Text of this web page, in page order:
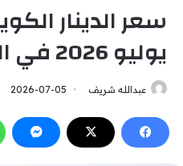
يوليو 2026 في البنوك المصرية
عبدالله شريف 2026-07-05